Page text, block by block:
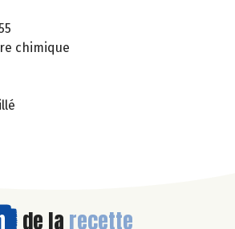
chimique
de la recette